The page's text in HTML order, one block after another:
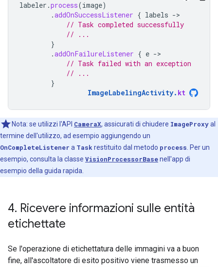
labeler .process(image)
.addOnSuccessListener { labels -
// Task completed successfully
// ...
}
.addOnFailureListener { e -
// Task failed with an exception
// ...
}
ImageLabelingActivity. kt
Nota: se utilizzi l'API CameraX, assicurati di chiudere ImageProxyal
termine dell'utilizzo, ad esempio aggiungendo un
OnCompleteListener a Task restituito dal metodo process . Per un
esempio, consulta la classe VisionProcessorBasenell'app di
esempio della guida rapida.
4. Ricevere informazioni sulle entità
etichettate
Se l'operazione di etichettatura delle immagini va a buon
fine, all'ascoltatore di esito positivo viene trasmesso un